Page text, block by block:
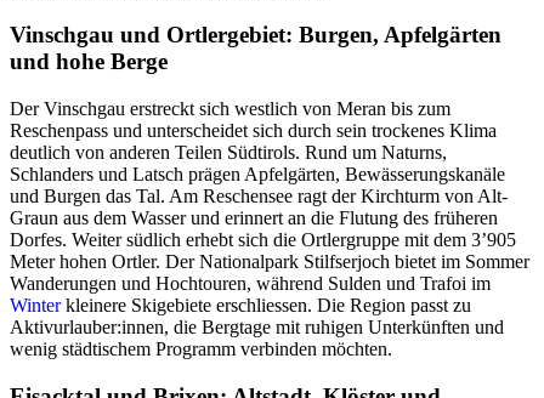
Vinschgau und Ortlergebiet: Burgen, Apfelgärten
und hohe Berge
Der Vinschgau erstreckt sich westlich von Meran bis zum
Reschenpass und unterscheidet sich durch sein trockenes Klima
deutlich von anderen Teilen Südtirols. Rund um Naturns,
Schlanders und Latsch prägen Apfelgärten, Bewässerungskanäle
und Burgen das Tal. Am Reschensee ragt der Kirchturm von Alt-
Graun aus dem Wasser und erinnert an die Flutung des früheren
Dorfes. Weiter südlich erhebt sich die Ortlergruppe mit dem 3’905
Meter hohen Ortler. Der Nationalpark Stilfserjoch bietet im Sommer
Wanderungen und Hochtouren, während Sulden und Trafoi im
Winterkleinere Skigebiete erschliessen. Die Region passt zu
Aktivurlauber:innen, die Bergtage mit ruhigen Unterkünften und
wenig städtischem Programm verbinden möchten.